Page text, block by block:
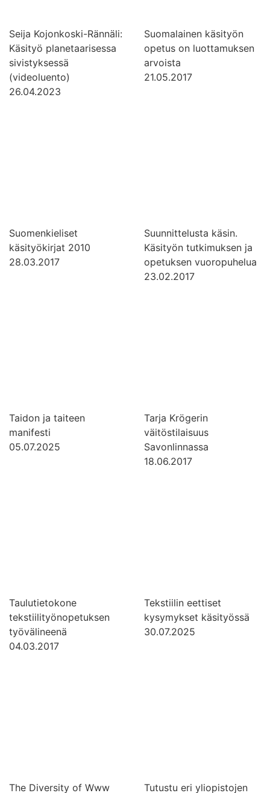
Seija Kojonkoski-Rännäli:
Käsityö planetaarisessa
sivistyksessä
(videoluento)
26.04.2023
Suomalainen käsityön
opetus on luottamuksen
arvoista
21.05.2017
Suomenkieliset
käsityökirjat 2010
28.03.2017
Suunnittelusta käsin.
Käsityön tutkimuksen ja
opetuksen vuoropuhelua
23.02.2017
Taidon ja taiteen
manifesti
05.07.2025
Tarja Krögerin
väitöstilaisuus
Savonlinnassa
18.06.2017
Taulutietokone
tekstiilityönopetuksen
työvälineenä
04.03.2017
Tekstiilin eettiset
kysymykset käsityössä
30.07.2025
The Diversity of Www Tutustu eri yliopistojen